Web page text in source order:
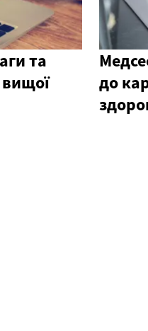
та
вищої
до